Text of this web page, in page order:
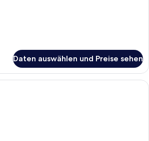
Daten auswählen und Preise sehen